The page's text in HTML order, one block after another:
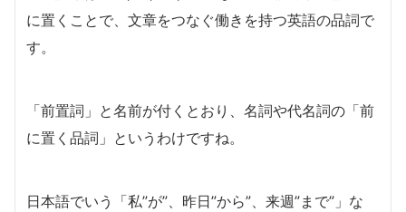
に置くことで、文章をつなぐ働きを持つ英語の品詞で
す。
「前置詞」と名前が付くとおり、名詞や代名詞の「前
に置く品詞」というわけですね。
日本語でいう「私”が”、昨日”から”、来週”まで”」な